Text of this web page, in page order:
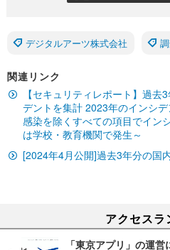
デジタルアーツ株式会社
関連リンク
【セキュリティレポート】過
デントを集計 2023年のインシ
感染を除くすべての項目でイン
は学校・教育機関で発生～
[2024年4月公開]過去3年分の国
アクセスラ
「東京アプリ」の運